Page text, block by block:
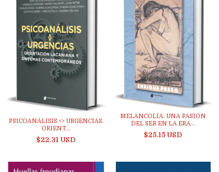
PSICOANÁLISIS <> URGENCIAS.
ORIENT...
$22.31 USD
MELANCOLÍA. UNA PASIÓN
DEL SER EN LA ERA...
$25.15 USD